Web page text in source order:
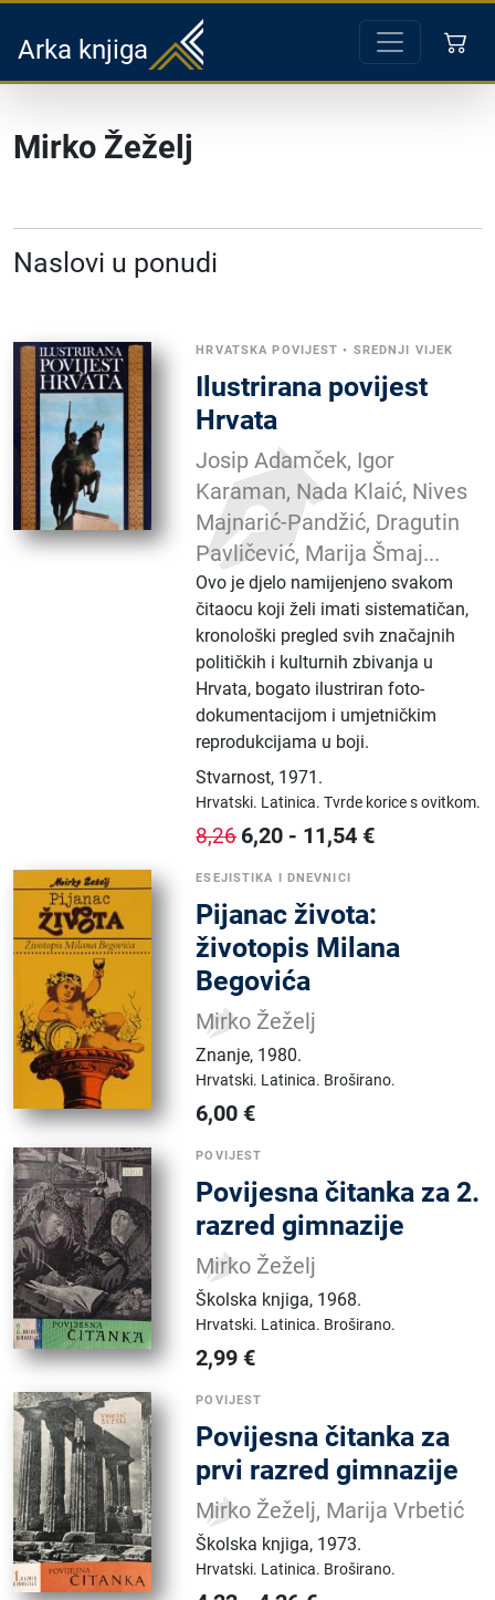
Arka knjiga
Mirko Žeželj
Naslovi u ponudi
HRVATSKA POVIJEST • SREDNJI VIJEK
Ilustrirana povijest
Hrvata
Josip Adamček, Igor
Karaman, Nada Klaić, Nives
Majnarić-Pandžić, Dragutin
Pavličević, Marija Šmaj...
Ovo je djelo namijenjeno svakom
čitaocu koji želi imati sistematičan,
kronološki pregled svih značajnih
političkih i kulturnih zbivanja u
Hrvata, bogato ilustriran foto-
dokumentacijom i umjetničkim
reprodukcijama u boji.
Stvarnost, 1971.
Hrvatski. Latinica.Tvrde korice s ovitkom.
8,26 6,20 - 11,54 €
ESEJISTIKA I DNEVNICI
Pijanac života:
životopis Milana
Begovića
Mirko Žeželj
Znanje, 1980.
Hrvatski. Latinica. Broširano.
6,00 €
POVIJEST
Povijesna čitanka za 2.
razred gimnazije
Mirko Žeželj
Školska knjiga, 1968.
Hrvatski. Latinica. Broširano.
2,99 €
POVIJEST
Povijesna čitanka za
prvi razred gimnazije
Mirko Žeželj, Marija Vrbetić
Školska knjiga, 1973.
Hrvatski. Latinica. Broširano.